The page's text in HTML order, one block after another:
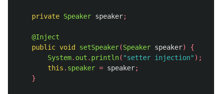
private Speaker speaker;
@Inject
public void setSpeaker(Speaker speaker)
{
System. out . println( "setter injection" );
this . speaker = speaker;
}